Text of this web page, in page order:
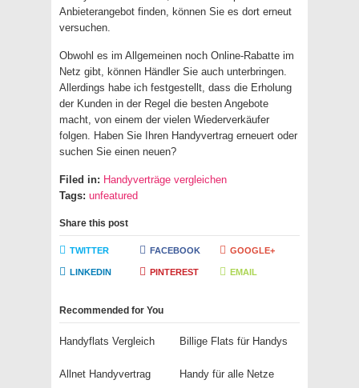
Anbieterangebot finden, können Sie es dort erneut
versuchen.
Obwohl es im Allgemeinen noch Online-Rabatte im
Netz gibt, können Händler Sie auch unterbringen.
Allerdings habe ich festgestellt, dass die Erholung
der Kunden in der Regel die besten Angebote
macht, von einem der vielen Wiederverkäufer
folgen. Haben Sie Ihren Handyvertrag erneuert oder
suchen Sie einen neuen?
Filed in: Handyverträge vergleichen
Tags: unfeatured
Share this post
TWITTER FACEBOOK GOOGLE+
LINKEDIN PINTEREST EMAIL
Recommended for You
Handyflats Vergleich Billige Flats für Handys
Allnet Handyvertrag Handy für alle Netze